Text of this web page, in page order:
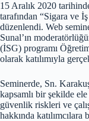
15 Aralık 2020
tarafından “Sigara ve
düzenlendi. Web
Sunal’ın
(İSG) programı
olarak katılımıyla
Seminerde, Sn.
kapsamlı bir şekilde
güvenlik riskleri ve
hakkında